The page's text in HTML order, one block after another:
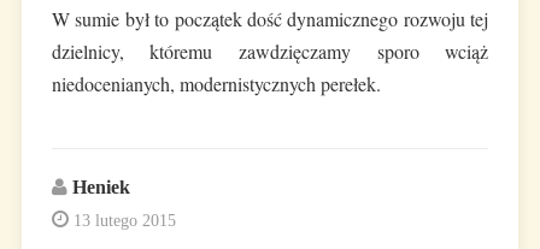
W sumie był to początek dość dynamicznego rozwoju tej
dzielnicy, któremu zawdzięczamy sporo wciąż
niedocenianych, modernistycznych perełek.
Heniek
13 lutego 2015